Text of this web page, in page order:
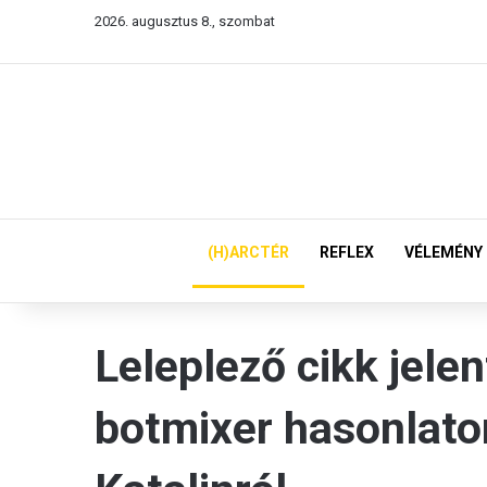
2026. augusztus 8., szombat
(H)ARCTÉR REFLEX VÉLEMÉNY
Leleplező cikk
botmixer